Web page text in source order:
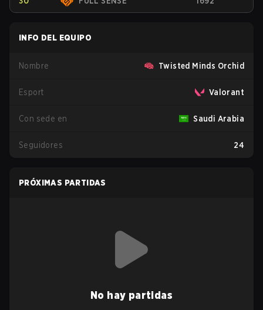
INFO DEL EQUIPO
Nombre Twisted Minds Orchid
Esport Valorant
Con sede en Saudi Arabia
Seguidores 24
PRÓXIMAS PARTIDAS
No hay partidas